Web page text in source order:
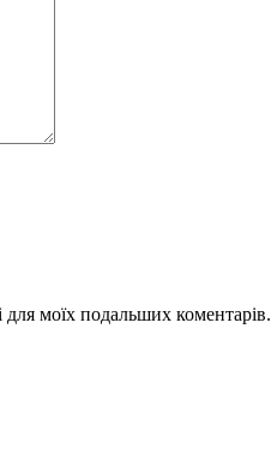
для моїх подальших коментарів.